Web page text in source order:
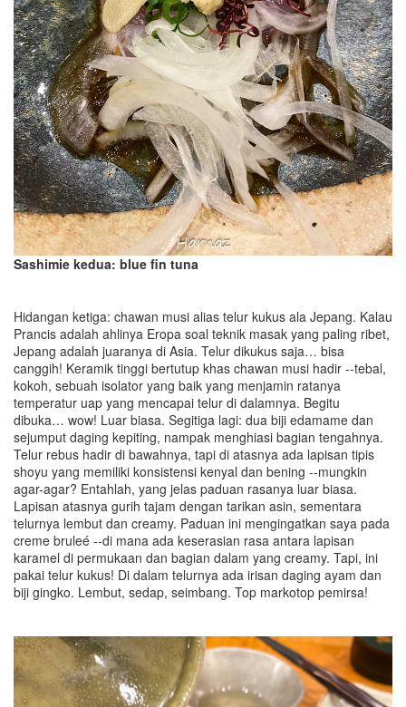
Sashimie kedua: blue fin tuna
Hidangan ketiga: chawan musi alias telur kukus ala Jepang. Kalau
Prancis adalah ahlinya Eropa soal teknik masak yang paling ribet,
Jepang adalah juaranya di Asia. Telur dikukus saja… bisa
canggih! Keramik tinggi bertutup khas chawan musi hadir --tebal,
kokoh, sebuah isolator yang baik yang menjamin ratanya
temperatur uap yang mencapai telur di dalamnya. Begitu
dibuka… wow! Luar biasa. Segitiga lagi: dua biji edamame dan
sejumput daging kepiting, nampak menghiasi bagian tengahnya.
Telur rebus hadir di bawahnya, tapi di atasnya ada lapisan tipis
shoyu yang memiliki konsistensi kenyal dan bening --mungkin
agar-agar? Entahlah, yang jelas paduan rasanya luar biasa.
Lapisan atasnya gurih tajam dengan tarikan asin, sementara
telurnya lembut dan creamy. Paduan ini mengingatkan saya pada
creme bruleé --di mana ada keserasian rasa antara lapisan
karamel di permukaan dan bagian dalam yang creamy. Tapi, ini
pakai telur kukus! Di dalam telurnya ada irisan daging ayam dan
biji gingko. Lembut, sedap, seimbang. Top markotop pemirsa!